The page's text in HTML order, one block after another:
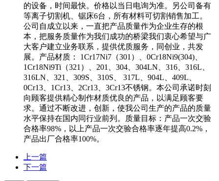
的设备，时间最快。价格以当日电询为准。另公司备有
等离子切割机、锯床6台，所有材料可切割销售加工。
公司自成立以来，一直把产品质量作为企业生存的根
本，把服务质量作为我们成功的桥梁我们衷心希望与广
大客户建立业务联系，提供优质服务，同创业，共发
展。产品材质： 1Cr17Ni7（301）、0Cr18Ni9(304)、
1Cr18Ni9Ti（321）、201、304、304LN、316、316L、
316LN、321、309S、310S、 317L、904L、409L、
0Cr13、1Cr13、2Cr13、3Cr13不锈钢。本公司承诺时刻
向顾客提供精心制作材质优良的产品，以满足顾客要
求。通过不断改进，创新，使我公司生产的产品的质量
水平保持在国内同行业前列。质量目标：产品一次交验
合格率98%，以上产品一次交验合格率逐年提高0.2%，
产品出厂合格率100%。
上一篇
下一篇